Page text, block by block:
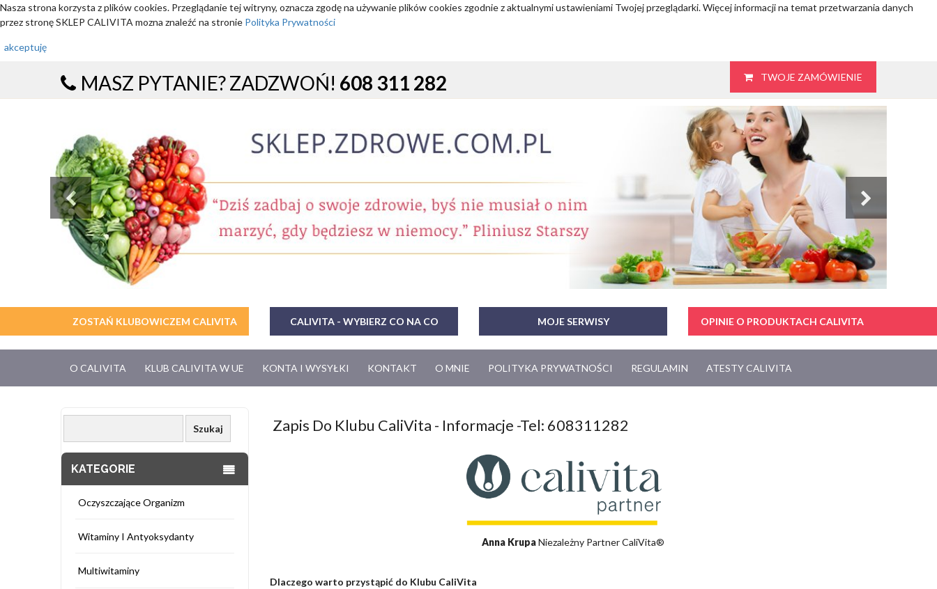
Nasza strona korzysta z plików cookies. Przeglądanie tej witryny, oznacza zgodę na używanie plików cookies zgodnie z aktualnymi ustawieniami Twojej przeglądarki. Więcej informacji na temat przetwarzania danych
przez stronę SKLEP CALIVITA mozna znaleźć na stronie Polityka Prywatności
akceptuję
MASZ PYTANIE? ZADZWOŃ! 608 311 282 TWOJE ZAMÓWIENIE
ZOSTAŃ KLUBOWICZEM CALIVITA CALIVITA - WYBIERZ CO NA CO MOJE SERWISY OPINIE O PRODUKTACH CALIVITA
O CALIVITA KLUB CALIVITA W UE KONTA I WYSYŁKI KONTAKT O MNIE POLITYKA PRYWATNOŚCI REGULAMIN ATESTY CALIVITA
KATEGORIE
Oczyszczające Organizm
Witaminy I Antyoksydanty
Multiwitaminy
Zapis Do Klubu CaliVita - Informacje -Tel: 608311282
Anna KrupaNiezależny Partner CaliVita®
Dlaczego warto przystąpić do Klubu CaliVita